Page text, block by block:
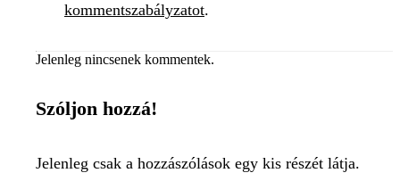
kommentszabályzatot.
Jelenleg nincsenek kommentek.
Szóljon hozzá!
Jelenleg csak a hozzászólások egy kis részét látja.